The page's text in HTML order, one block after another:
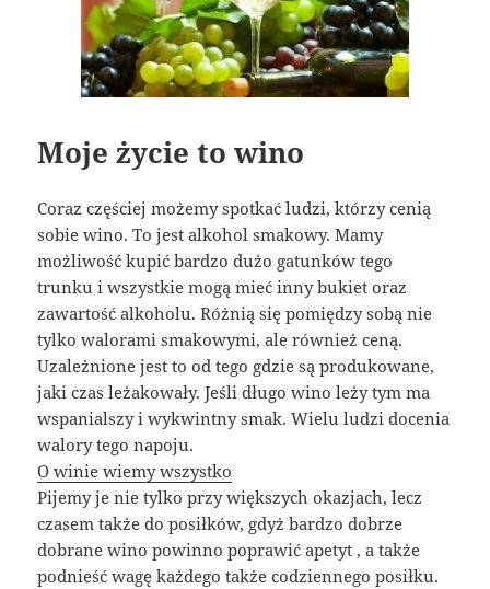
Moje życie to wino
Coraz częściej możemy spotkać ludzi, którzy cenią
sobie wino. To jest alkohol smakowy. Mamy
możliwość kupić bardzo dużo gatunków tego
trunku i wszystkie mogą mieć inny bukiet oraz
zawartość alkoholu. Różnią się pomiędzy sobą nie
tylko walorami smakowymi, ale również ceną.
Uzależnione jest to od tego gdzie są produkowane,
jaki czas leżakowały. Jeśli długo wino leży tym ma
wspanialszy i wykwintny smak. Wielu ludzi docenia
walory tego napoju.
O winie wiemy wszystko
Pijemy je nie tylko przy większych okazjach, lecz
czasem także do posiłków, gdyż bardzo dobrze
dobrane wino powinno poprawić apetyt , a także
podnieść wagę każdego także codziennego posiłku.